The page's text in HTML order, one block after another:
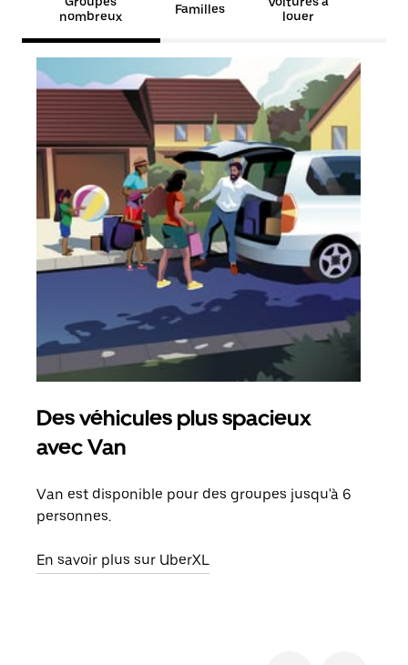
nombreux
Familles
louer
Des véhicules plus spacieux
avec Van
Van est disponible pour des groupes jusqu'à 6
personnes.
En savoir plus sur UberXL